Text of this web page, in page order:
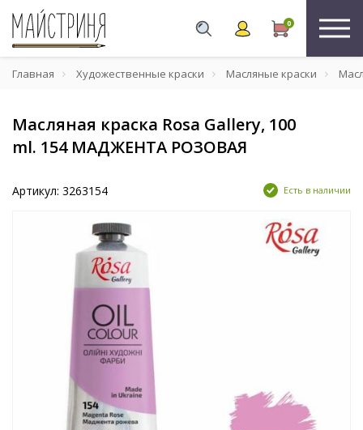
0
Главная Художественные краски Масляные краски
Масляная краска Rosa Gallery, 100
ml. 154 МАДЖЕНТА РОЗОВАЯ
Артикул: 3263154 Есть в наличии